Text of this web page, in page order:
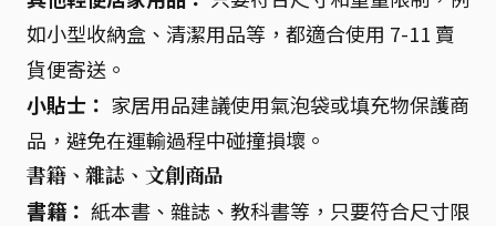
如小型收納盒、清潔用品等，都適合使用 7-11 賣
貨便寄送。
小貼士： 家居用品建議使用氣泡袋或填充物保護商
品，避免在運輸過程中碰撞損壞。
書籍、雜誌、文創商品
書籍： 紙本書、雜誌、教科書等，只要符合尺寸限